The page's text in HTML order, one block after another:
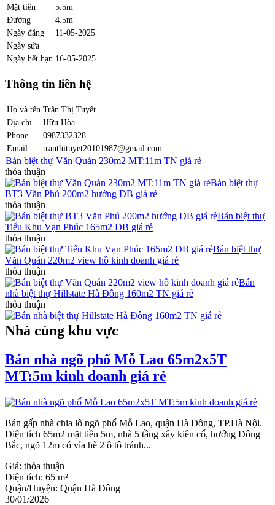
Mặt tiền
5.5m
Đường
4.5m
Ngày đăng
11-05-2025
Ngày sửa
Ngày hết hạn 16-05-2025
Thông tin liên hệ
Họ và tên Trần Thị Tuyết
Địa chỉ
Hữu Hòa
Phone
0987332328
Email
tranthituyet20101987@gmail.com
Bán biệt thự Văn Quán 230m2 MT:11m TN giá rẻ
thỏa thuận
Bán biệt thự
BT3 Văn Phú 200m2 hướng ĐB giá rẻ
thỏa thuận
Bán biệt thự
Tiểu Khu Vạn Phúc 165m2 ĐB giá rẻ
thỏa thuận
Bán biệt thự
Văn Quán 220m2 view hồ kinh doanh giá rẻ
thỏa thuận
Bán
nhà biệt thự Hillstate Hà Đông 160m2 TN giá rẻ
thỏa thuận
Nhà cùng khu vực
Bán nhà ngõ phố Mỗ Lao 65m2x5T
MT:5m kinh doanh giá rẻ
Bán gấp nhà chia lô ngõ phố Mỗ Lao, quận Hà Đông, TP.Hà Nội.
Diện tích 65m2 mặt tiền 5m, nhà 5 tầng xây kiên cố, hướng Đông
Bắc, ngõ 12m có vỉa hè 2 ô tô tránh...
Giá: thỏa thuận
Diện tích: 65 m²
Quận/Huyện: Quận Hà Đông
30/01/2026